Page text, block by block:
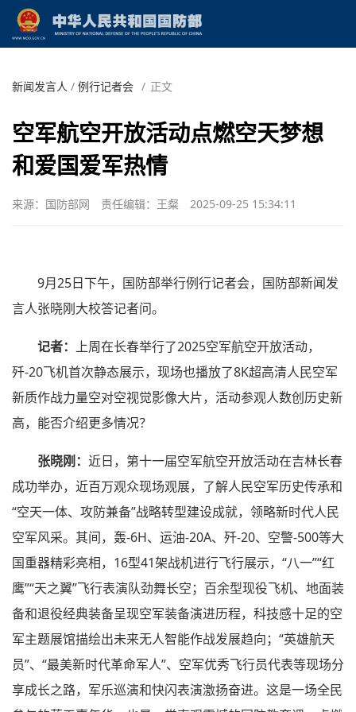
新闻发言人 / 例行记者会 / 正文
空军航空开放活动点燃空天梦想
和爱国爱军热情
来源：国防部网 责任编辑：王粲 2025-09-25 15:34:11
9月25日下午，国防部举行例行记者会，国防部新闻发
言人张晓刚大校答记者问。
记者： 上周在长春举行了2025空军航空开放活动，
歼-20飞机首次静态展示，现场也播放了8K超高清人民空军
新质作战力量空对空视觉影像大片，活动参观人数创历史新
高，能否介绍更多情况？
张晓刚： 近日，第十一届空军航空开放活动在吉林长春
成功举办，近百万观众现场观展，了解人民空军历史传承和
“空天一体、攻防兼备”战略转型建设成就，领略新时代人民
空军风采。其间，轰-6H、运油-20A、歼-20、空警-500等大
国重器精彩亮相，16型41架战机进行飞行展示，“八一”“红
鹰”“天之翼”飞行表演队劲舞长空；百余型现役飞机、地面装
备和退役经典装备呈现空军装备演进历程，科技感十足的空
军主题展馆描绘出未来无人智能作战发展趋向；“英雄航天
员”、“最美新时代革命军人”、空军优秀飞行员代表等现场分
享成长之路，军乐巡演和快闪表演激扬奋进。这是一场全民